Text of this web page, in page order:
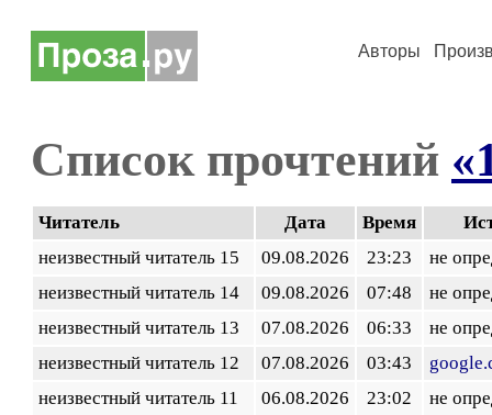
Авторы
Список прочтений
Читатель Дата Время
неизвестный читатель 15
09.08.2026 23:23
не
неизвестный читатель 14
09.08.2026 07:48
не
неизвестный читатель 13
07.08.2026 06:33
не
неизвестный читатель 12
07.08.2026 03:43
неизвестный читатель 11
06.08.2026 23:02
не